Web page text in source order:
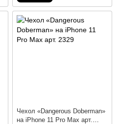
Чехол «Dangerous Doberman»
на iPhone 11 Pro Max арт.